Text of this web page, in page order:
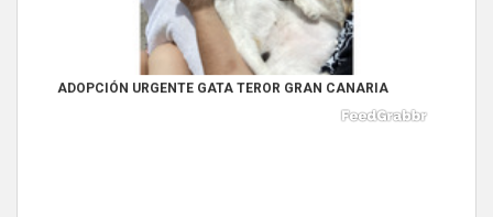
ADOPCIÓN URGENTE GATA TEROR GRAN CANARIA
El ayuntamiento se va a llevar a Los Gatos callejeros de la zona los
próximos días, ella incluida...
Leales.org » Gran Canaria | 9.7.2025